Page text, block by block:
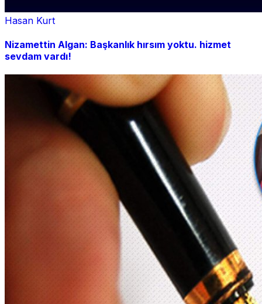
Hasan Kurt
Nizamettin Algan: Başkanlık hırsım yoktu. hizmet
sevdam vardı!